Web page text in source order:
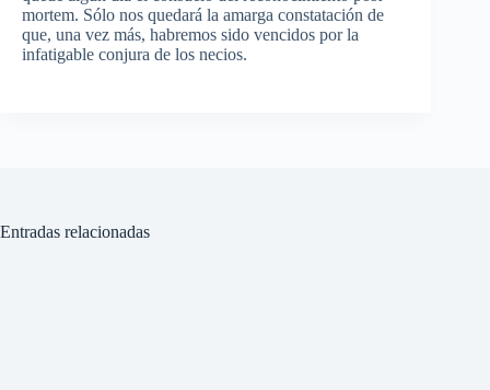
mortem. Sólo nos quedará la amarga constatación de
que, una vez más, habremos sido vencidos porla
infatigable conjura de los necios.
Entradas relacionadas